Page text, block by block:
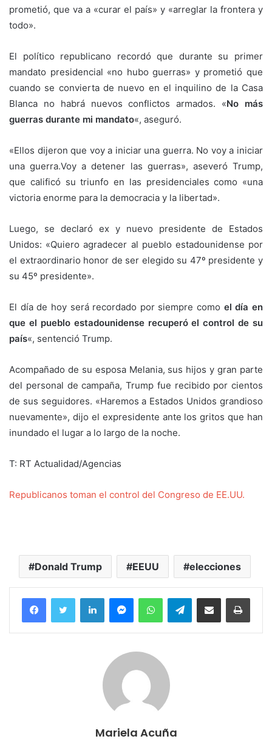
prometió, que va a «curar el país» y «arreglar la frontera y
todo».
El político republicano recordó que durante su primer
mandato presidencial «no hubo guerras» y prometió que
cuando se convierta de nuevo en el inquilino de la Casa
Blanca no habrá nuevos conflictos armados. «No más
guerras durante mi mandato«, aseguró.
«Ellos dijeron que voy a iniciar una guerra. No voy a iniciar
una guerra.Voy a detener las guerras», aseveró Trump,
que calificó su triunfo en las presidenciales como «una
victoria enorme para la democracia y la libertad».
Luego, se declaró ex y nuevo presidente de Estados
Unidos: «Quiero agradecer al pueblo estadounidense por
el extraordinario honor de ser elegido su 47º presidente y
su 45º presidente».
El día de hoy será recordado por siempre como el día en
que el pueblo estadounidense recuperó el control de su
país«, sentenció Trump.
Acompañado de su esposa Melania, sus hijos y gran parte
del personal de campaña, Trump fue recibido por cientos
de sus seguidores. «Haremos a Estados Unidos grandioso
nuevamente», dijo el expresidente ante los gritos que han
inundado el lugar a lo largo de la noche.
T: RT Actualidad/Agencias
Republicanos toman el control del Congreso de EE.UU.
Donald Trump EEUU elecciones
FacebookTwitter LinkedInMessengerWhatsAppTelegramCompartir por correo electrónico
Mariela Acuña